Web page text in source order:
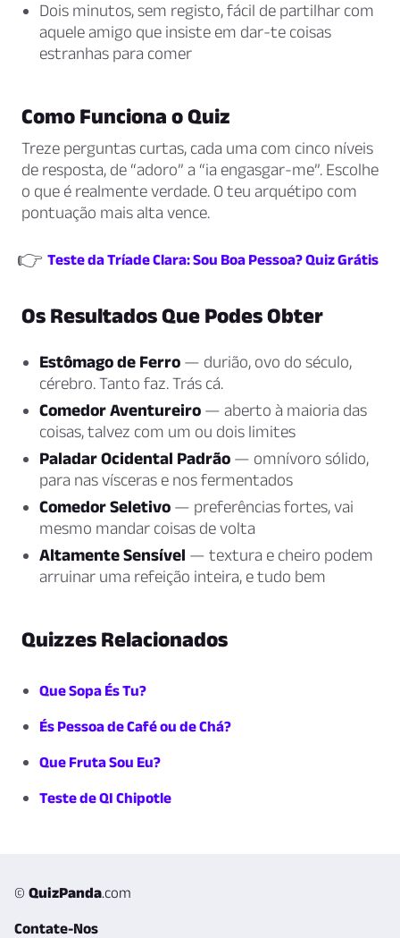
Dois minutos, sem registo, fácil de partilhar com
aquele amigo que insiste em dar-te coisas
estranhas para comer
Como Funciona o Quiz
Treze perguntas curtas, cada uma com cinco níveis
de resposta, de “adoro” a “ia engasgar-me”. Escolhe
o que é realmente verdade. O teu arquétipo com
pontuação mais alta vence.
👉 Teste da Tríade Clara: Sou Boa Pessoa? Quiz Grátis
Os Resultados Que Podes Obter
Estômago de Ferro — durião, ovo do século,
cérebro. Tanto faz. Trás cá.
Comedor Aventureiro — aberto à maioria das
coisas, talvez com um ou dois limites
Paladar Ocidental Padrão — omnívoro sólido,
para nas vísceras e nos fermentados
Comedor Seletivo — preferências fortes, vai
mesmo mandar coisas de volta
Altamente Sensível — textura e cheiro podem
arruinar uma refeição inteira, e tudo bem
Quizzes Relacionados
Que Sopa És Tu?
És Pessoa de Café ou de Chá?
Que Fruta Sou Eu?
Teste de QI Chipotle
© QuizPanda.com
Contate-Nos